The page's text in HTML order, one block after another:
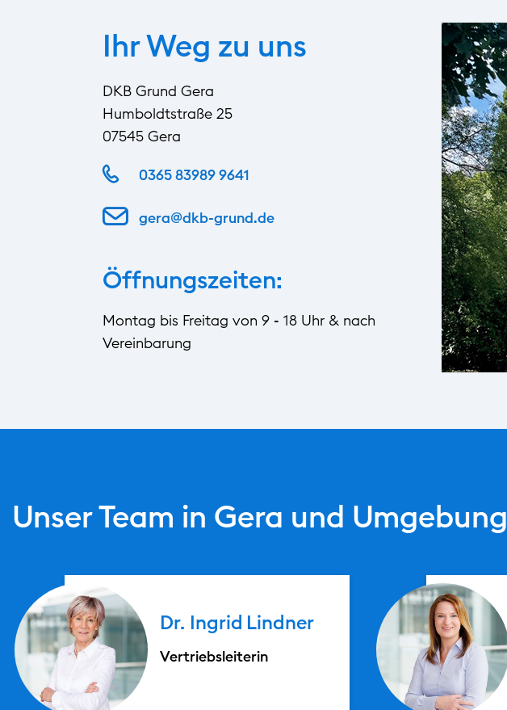
Ihr Weg zu uns
DKB Grund Gera
Humboldtstraße 25
07545 Gera
0365 83989 9641
gera@dkb-grund.de
Öffnungszeiten:
Montag bis Freitag von 9 - 18 Uhr & nach
Vereinbarung
Unser Team in Gera und Umgebung
Dr. Ingrid Lindner
Vertriebsleiterin